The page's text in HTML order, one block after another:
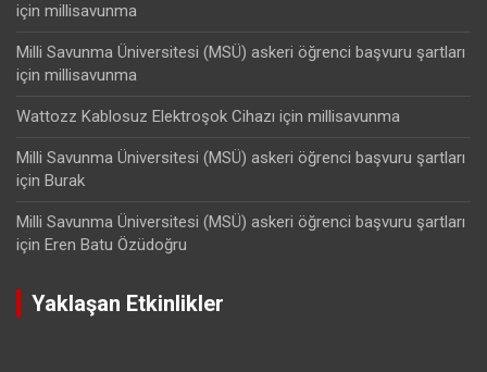
için millisavunma
Milli Savunma Üniversitesi (MSÜ) askeri öğrenci başvuru şartları
için millisavunma
Wattozz Kablosuz Elektroşok Cihazı için millisavunma
Milli Savunma Üniversitesi (MSÜ) askeri öğrenci başvuru şartları
için Burak
Milli Savunma Üniversitesi (MSÜ) askeri öğrenci başvuru şartları
için Eren Batu Özüdoğru
Yaklaşan Etkinlikler